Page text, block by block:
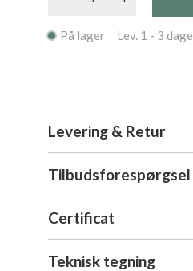
På lager Lev. 1 - 3 dage
Levering & Retur
Tilbudsforespørgsel
Certificat
Teknisk tegning